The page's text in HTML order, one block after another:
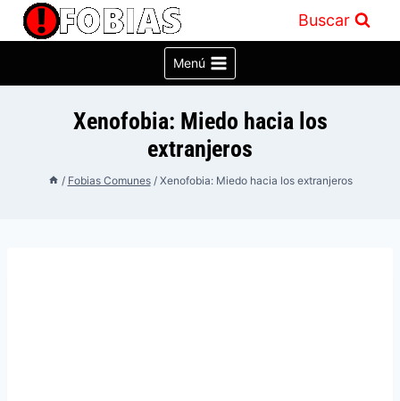
Saltar
Buscar
Menú
Xenofobia: Miedo hacia los
extranjeros
/ Fobias Comunes / Xenofobia: Miedo hacia los extranjeros